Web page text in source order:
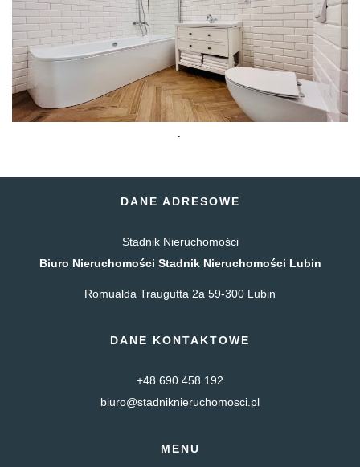
.
DANE ADRESOWE
Stadnik Nieruchomości
Biuro Nieruchomości Stadnik Nieruchomości Lubin
Romualda Traugutta 2a 59-300 Lubin
DANE KONTAKTOWE
+48 690 458 192
biuro@stadniknieruchomosci.pl
MENU